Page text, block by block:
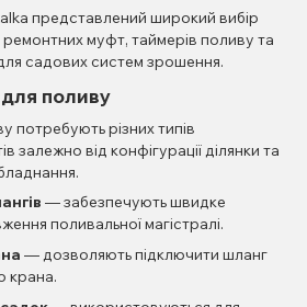
представлений широкий вибір
ремонтних муфт, таймерів поливу та
садових систем зрошення.
поливу
потребують різних типів
залежно від конфігурації ділянки та
— забезпечують швидке
поливальної магістралі.
— дозволяють підключити шланг
крана.